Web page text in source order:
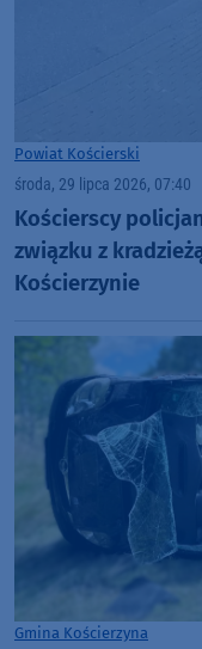
Powiat Kościerski
środa, 29 lipca 2026, 07:40
Kościerscy
związku z
Kościerzynie
Gmina Kościerzyna